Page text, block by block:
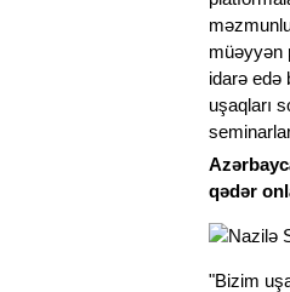
müəyyən
idarə edə
uşaqları
qədər
"Bizim